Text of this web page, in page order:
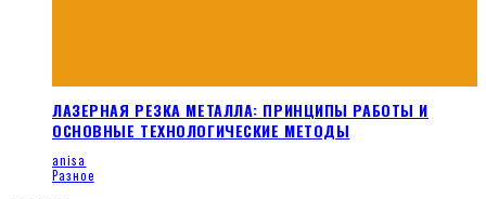
ЛАЗЕРНАЯ РЕЗКА МЕТАЛЛА: ПРИНЦИПЫ РАБОТЫ И
ОСНОВНЫЕ ТЕХНОЛОГИЧЕСКИЕ МЕТОДЫ
anisa
Разное